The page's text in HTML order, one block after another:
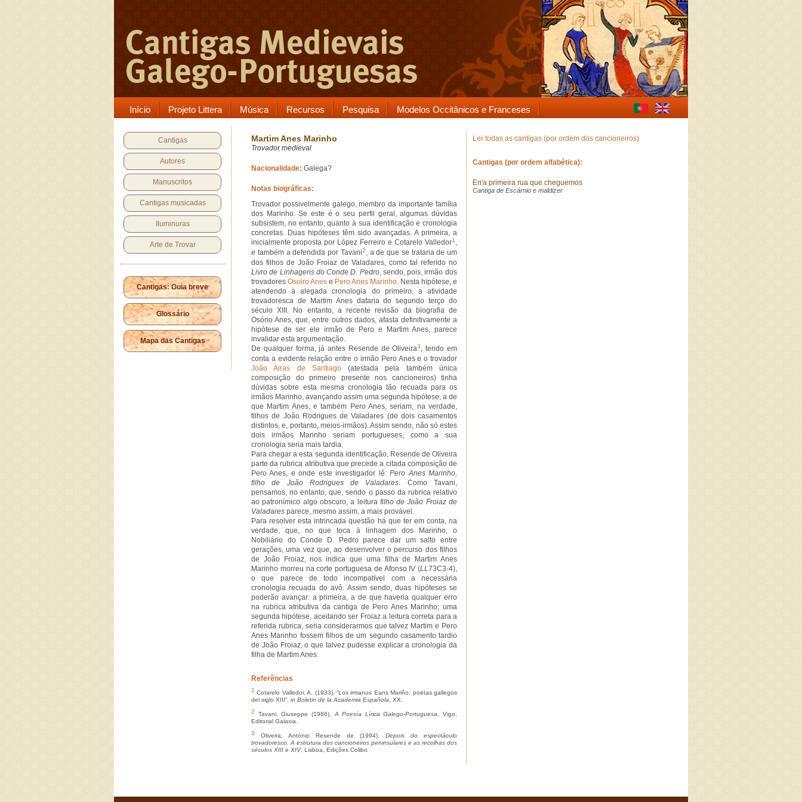
Início Projeto Littera Música Recursos Pesquisa Modelos Occitânicos e Franceses
Cantigas
Autores
Manuscritos
Cantigas musicadas
Iluminuras
Arte de Trovar
Cantigas: Guia breve
Glossário
Mapa das Cantigas
Martim Anes Marinho
Trovador medieval
Nacionalidade: Galega?
Notas biográficas:
Trovador possivelmente galego, membro da importante família
dos Marinho. Se este é o seu perfil geral, algumas dúvidas
subsistem, no entanto, quanto à sua identificação e cronologia
concretas. Duas hipóteses têm sido avançadas. A primeira, a
inicialmente proposta por López Ferreiro e Cotarelo Valledor1 ,
e também a defendida por Tavani2, a de que se trataria de um
dos filhos de João Froiaz de Valadares, como tal referido no
Livro de Linhagens do Conde D. Pedro, sendo, pois, irmão dos
trovadores Osoiro Anes e Pero Anes Marinho. Nesta hipótese, e
atendendo à alegada cronologia do primeiro, a atividade
trovadoresca de Martim Anes dataria do segundo terço do
século XIII. No entanto, a recente revisão da biografia de
Osório Anes, que, entre outros dados, afasta definitivamente a
hipótese de ser ele irmão de Pero e Martim Anes, parece
invalidar esta argumentação.
De qualquer forma, já antes Resende de Oliveira3, tendo em
conta a evidente relação entre o irmão Pero Anes e o trovador
João Airas de Santiago(atestada pela também única
composição do primeiro presente nos cancioneiros) tinha
dúvidas sobre esta mesma cronologia tão recuada para os
irmãos Marinho, avançando assim uma segunda hipótese, a de
que Martim Anes, e também Pero Anes, seriam, na verdade,
filhos de João Rodrigues de Valadares (de dois casamentos
distintos, e, portanto, meios-irmãos). Assim sendo, não só estes
dois irmãos Marinho seriam portugueses, como a sua
cronologia seria mais tardia.
Para chegar a esta segunda identificação, Resende de Oliveira
parte da rubrica atributiva que precede a citada composição de
Pero Anes, e onde este investigador lê:Pero Anes Marinho,
filho de João Rodrigues de Valadares. Como Tavani,
pensamos, no entanto, que, sendo o passo da rubrica relativo
ao patronímico algo obscuro, a leitura filho de João Froiaz de
Valadares parece, mesmo assim, a mais provável.
Para resolver esta intrincada questão há que ter em conta, na
verdade, que, no que toca à linhagem dos Marinho, o
Nobiliário do Conde D. Pedro parece dar um salto entre
gerações, uma vez que, ao desenvolver o percurso dos filhos
de João Froiaz, nos indica que uma filha de Martim Anes
Marinho morreu na corte portuguesa de Afonso IV (LL73C3-4),
o que parece de todo incompatível com a necessária
cronologia recuada do avô. Assim sendo, duas hipóteses se
poderão avançar: a primeira, a de que haveria qualquer erro
na rubrica atributiva da cantiga de Pero Anes Marinho; uma
segunda hipótese, aceitando ser Froiaz a leitura correta para a
referida rubrica, seria considerarmos que talvez Martim e Pero
Anes Marinho fossem filhos de um segundo casamento tardio
de João Froiaz, o que talvez pudesse explicar a cronologia da
filha de Martim Anes.
Referências
1 Cotarelo Valledor, A. (1933), “Los irmanos Eans Mariño, poetas gallegos
del siglo XIII”, in Boletin de la Academia Española , XX.
2 Tavani, Giuseppe (1986), A Poesía Lírica Galego-Portuguesa
, Vigo,
Editorial Galaxia.
3 Oliveira, António Resende de (1994), Depois do espectáculo
trovadoresco. A estrutura dos cancioneiros peninsulares e as recolhas dos
séculos XIII e XIV, Lisboa, Edições Colibri.
Ler todas as cantigas (por ordem dos cancioneiros)
Cantigas (por ordem alfabética):
En'a primeira rua que cheguemos
Cantiga de Escárnio e maldizer